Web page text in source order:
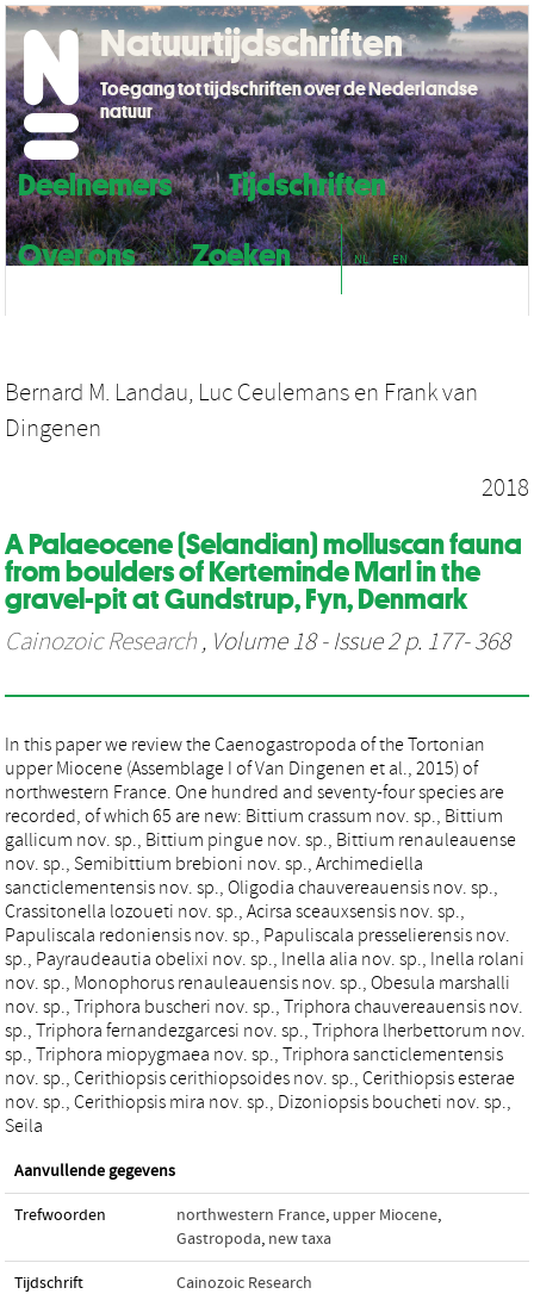
Deelnemers
Tijdschriften
Over ons
Zoeken NL EN
Natuurtijdschriften
Toegang tot tijdschriften over de Nederlandse
natuur
Bernard M. Landau, Luc Ceulemans en Frank van
Dingenen
2018
A Palaeocene (Selandian) molluscan fauna
from boulders of Kerteminde Marl in the
gravel-pit at Gundstrup, Fyn, Denmark
Cainozoic Research , Volume 18 - Issue 2 p. 177- 368
In this paper we review the Caenogastropoda of the Tortonian
upper Miocene (Assemblage I of Van Dingenen et al., 2015) of
northwestern France. One hundred and seventy-four species are
recorded, of which 65 are new: Bittium crassum nov. sp., Bittium
gallicum nov. sp., Bittium pingue nov. sp., Bittium renauleauense
nov. sp., Semibittium brebioni nov. sp., Archimediella
sancticlementensis nov. sp., Oligodia chauvereauensis nov. sp.,
Crassitonella lozoueti nov. sp., Acirsa sceauxsensis nov. sp.,
Papuliscala redoniensis nov. sp., Papuliscala presselierensis nov.
sp., Payraudeautia obelixi nov. sp., Inella alia nov. sp., Inella rolani
nov. sp., Monophorus renauleauensis nov. sp., Obesula marshalli
nov. sp., Triphora buscheri nov. sp., Triphora chauvereauensis nov.
sp., Triphora fernandezgarcesi nov. sp., Triphora lherbettorum nov.
sp., Triphora miopygmaea nov. sp., Triphora sancticlementensis
nov. sp., Cerithiopsis cerithiopsoides nov. sp., Cerithiopsis esterae
nov. sp., Cerithiopsis mira nov. sp., Dizoniopsis boucheti nov. sp.,
Seila
Aanvullende gegevens
Trefwoorden northwestern France, upper Miocene,
Gastropoda, new taxa
Tijdschrift Cainozoic Research